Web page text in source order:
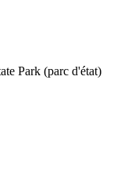
Park (parc d'état)